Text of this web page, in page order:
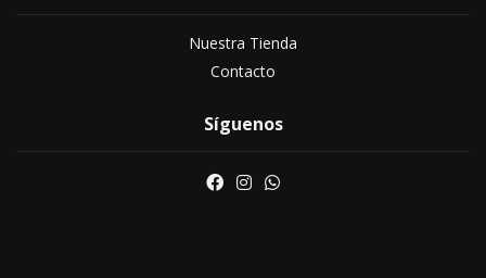
Nuestra Tienda
Contacto
Síguenos